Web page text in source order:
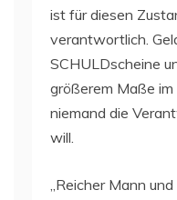
ist für diesen
verantwortlich.
SCHULDscheine
größerem Maße
niemand die
will.
„Reicher Mann